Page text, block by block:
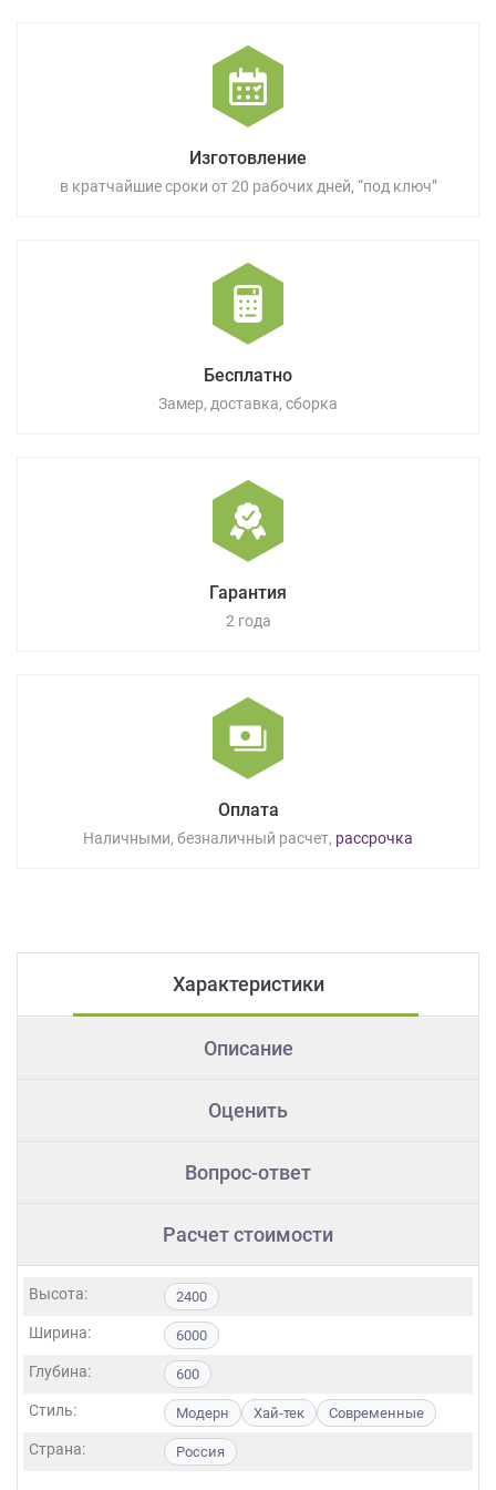
Изготовление
в кратчайшие сроки от 20 рабочих дней, “под ключ”
Бесплатно
Замер, доставка, сборка
Гарантия
2 года
Оплата
Наличными, безналичный расчет, рассрочка
Характеристики
Описание
Оценить
Вопрос-ответ
Расчет стоимости
Высота: 2400
Ширина: 6000
Глубина: 600
Стиль: Модерн Хай-тек Современные
Страна: Россия